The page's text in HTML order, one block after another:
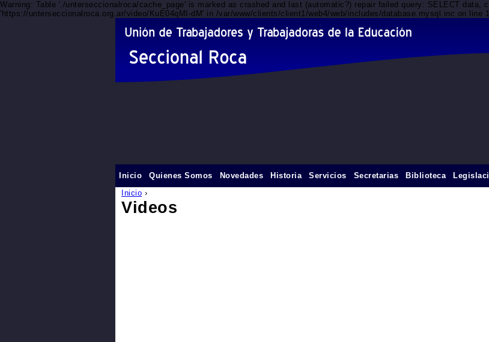
Warning: Table './unterseccionalroca/cache_page' is marked as crashed and last (automatic?) repair failed query: SELECT data,
'https://unterseccionalroca.org.ar/video/KuE04qMI-dM' in /var/www/clients/client1/web4/web/includes/database.mysql.inc on line
Inicio ›
Videos
Inicio Quienes Somos Novedades Historia Servicios Secretarias Biblioteca